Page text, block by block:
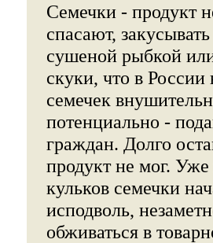
Семечки - продукт
спасают,
сушеной рыбкой
скуки, что в России
семечек
потенциально -
граждан. Долго
продукт не мог.
кульков семечки
исподволь,
обживаться в